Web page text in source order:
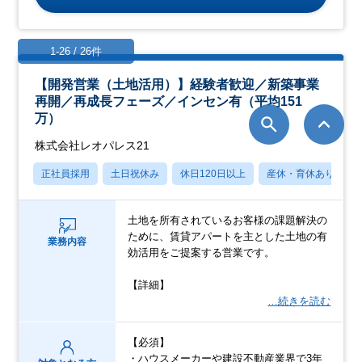
【開発営業（土地活用）】経験者歓迎／新築事業
再開／再成長フェーズ／インセン有（平均151
万）
株式会社レオパレス21
正社員採用 土日祝休み 休日120日以上 産休・育休あり
業務内容
土地を所有されているお客様の課題解決の
ために、賃貸アパートを主とした土地の有
効活用をご提案する営業です。
【詳細】
…続きを読む
【必須】
・ハウスメーカーや建設不動産業界で3年
1-26 / 26件